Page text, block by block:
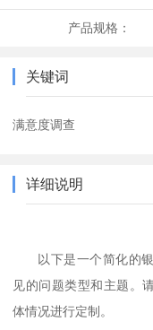
产品规格：
关键词
满意度调查
详细说明
以下是一个简化的
见的问题类型和主题。
体情况进行定制。